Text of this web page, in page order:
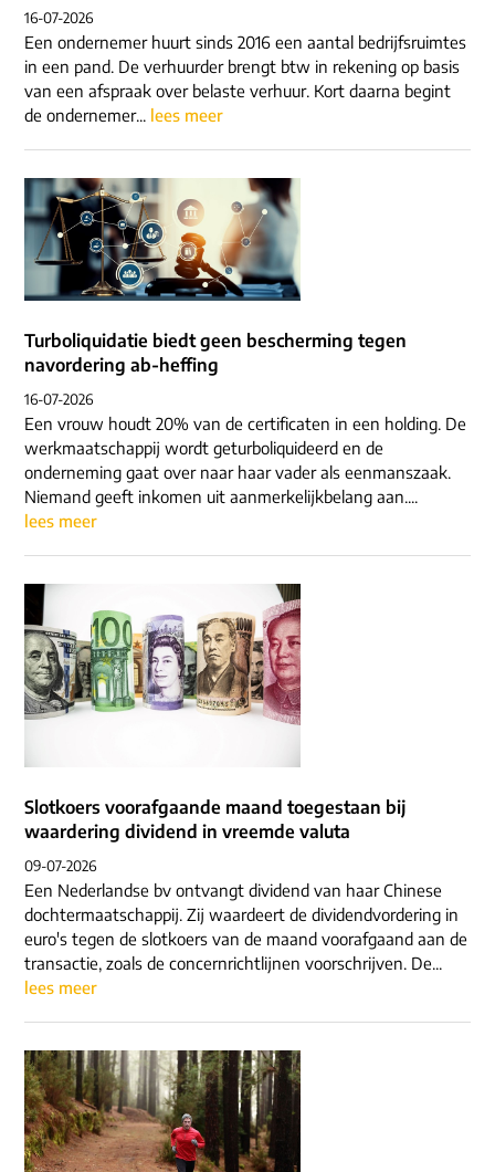
16-07-2026
Een ondernemer huurt sinds 2016 een aantal bedrijfsruimtes
in een pand. De verhuurder brengt btw in rekening op basis
van een afspraak over belaste verhuur. Kort daarna begint
de ondernemer... lees meer
Turboliquidatie biedt geen bescherming tegen
navordering ab-heffing
16-07-2026
Een vrouw houdt 20% van de certificaten in een holding. De
werkmaatschappij wordt geturboliquideerd en de
onderneming gaat over naar haar vader als eenmanszaak.
Niemand geeft inkomen uit aanmerkelijkbelang aan....
lees meer
Slotkoers voorafgaande maand toegestaan bij
waardering dividend in vreemde valuta
09-07-2026
Een Nederlandse bv ontvangt dividend van haar Chinese
dochtermaatschappij. Zij waardeert de dividendvordering in
euro's tegen de slotkoers van de maand voorafgaand aan de
transactie, zoals de concernrichtlijnen voorschrijven. De...
lees meer